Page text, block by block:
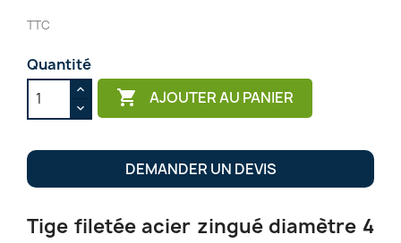
TTC
Quantité
 AJOUTER AU PANIER
DEMANDER UN DEVIS
Tige filetée acier zingué diamètre 4